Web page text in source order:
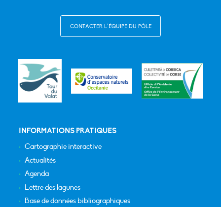
CONTACTER L’ÉQUIPE DU PÔLE
INFORMATIONS PRATIQUES
Cartographie interactive
Actualités
Agenda
Lettre des lagunes
Base de données bibliographiques